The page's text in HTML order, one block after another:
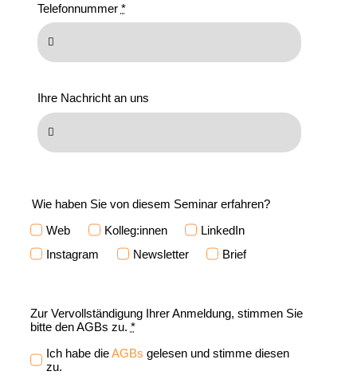
Telefonnummer *
Ihre Nachricht an uns
Wie haben Sie von diesem Seminar erfahren?
Web
Kolleg:innen
LinkedIn
Instagram
Newsletter Brief
Zur Vervollständigung Ihrer Anmeldung, stimmen Sie
bitte den AGBs zu. *
Ich habe dieAGBs gelesen und stimme diesen
zu.